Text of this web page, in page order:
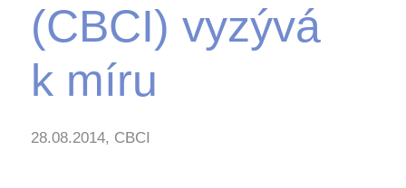
(CBCI) vyzývá
k míru
28.08.2014, CBCI